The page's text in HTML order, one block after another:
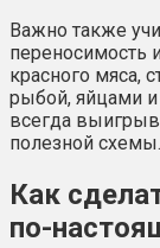
Важно также
переносимость
красного мяса,
рыбой, яйцами
всегда
полезной схемы.
Как
по-